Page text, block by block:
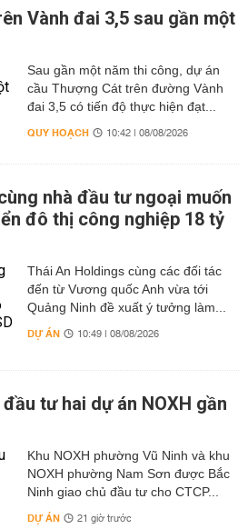
Vành đai 3,5 sau gần một
Sau gần một năm thi công, dự án
cầu Thượng Cát trên đường Vành
đai 3,5 có tiến độ thực hiện đạt...
QUY HOẠCH 10:42 | 08/08/2026
nhà đầu tư ngoại muốn
đô thị công nghiệp 18 tỷ
Thái An Holdings cùng các đối tác
đến từ Vương quốc Anh vừa tới
Quảng Ninh đề xuất ý tưởng làm...
DỰ ÁN 10:49 | 08/08/2026
tư hai dự án NOXH gần
Khu NOXH phường Vũ Ninh và khu
NOXH phường Nam Sơn được Bắc
Ninh giao chủ đầu tư cho CTCP...
DỰ ÁN 21 giờ trước